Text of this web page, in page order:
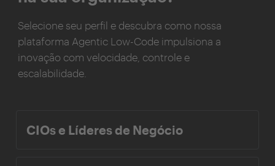
Selecione seu perfil e descubra como nossa
plataforma Agentic Low-Code impulsiona a
inovação com velocidade, controle e
escalabilidade.
CIOs e Líderes de Negócio